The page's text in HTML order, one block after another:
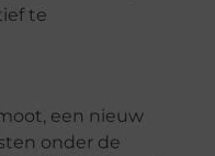
te
een nieuw
onder de